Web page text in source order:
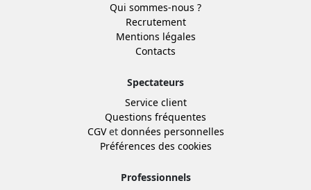
Qui sommes-nous ?
Recrutement
Mentions légales
Contacts
Spectateurs
Service client
Questions fréquentes
CGVet données personnelles
Préférences des cookies
Professionnels